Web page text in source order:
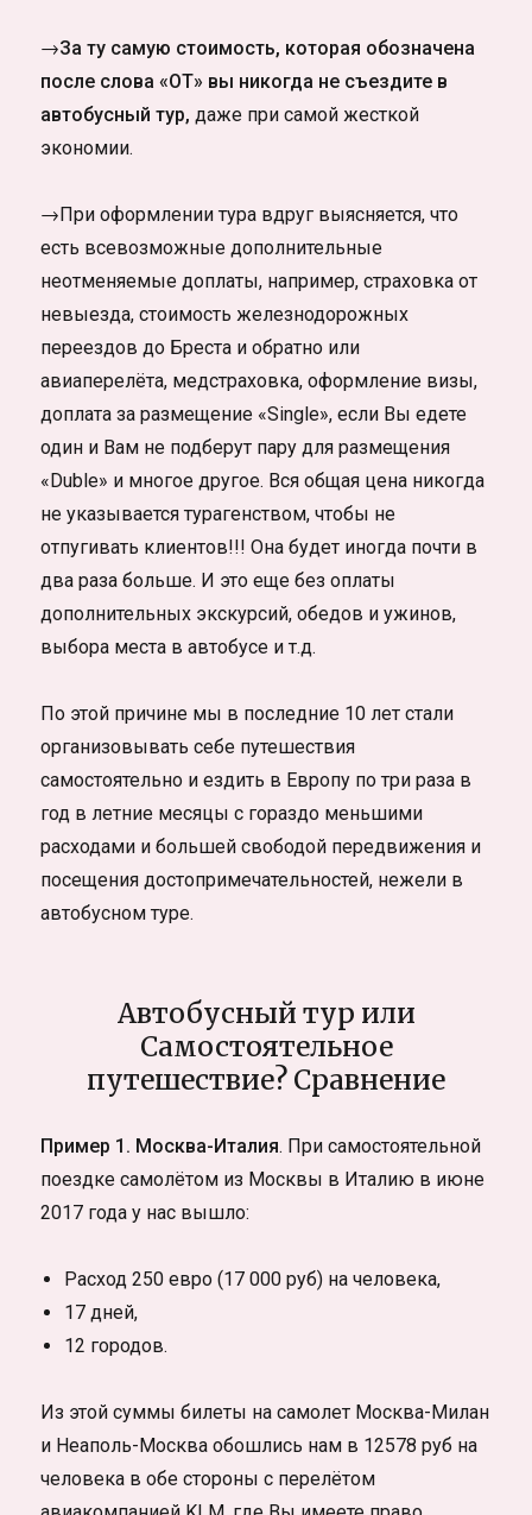
→За ту самую стоимость, которая обозначена
после слова «ОТ» вы никогда не съездите в
автобусный тур, даже при самой жесткой
экономии.
→При оформлении тура вдруг выясняется, что
есть всевозможные дополнительные
неотменяемые доплаты, например, страховка от
невыезда, стоимость железнодорожных
переездов до Бреста и обратно или
авиаперелёта, медстраховка, оформление визы,
доплата за размещение «Single», если Вы едете
один и Вам не подберут пару для размещения
«Duble» и многое другое. Вся общая цена никогда
не указывается турагенством, чтобы не
отпугивать клиентов!!! Она будет иногда почти в
два раза больше. И это еще без оплаты
дополнительных экскурсий, обедов и ужинов,
выбора места в автобусе и т.д.
По этой причине мы в последние 10 лет стали
организовывать себе путешествия
самостоятельно и ездить в Европу по три раза в
год в летние месяцы с гораздо меньшими
расходами и большей свободой передвижения и
посещения достопримечательностей, нежели в
автобусном туре.
Автобусный тур или
Самостоятельное
путешествие? Сравнение
Пример 1. Москва-Италия. При самостоятельной
поездке самолётом из Москвы в Италию в июне
2017 года у нас вышло:
Расход 250 евро (17 000 руб) на человека,
17 дней,
12 городов.
Из этой суммы билеты на самолет Москва-Милан
и Неаполь-Москва обошлись нам в 12578 руб на
человека в обе стороны с перелётом